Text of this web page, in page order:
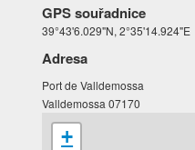
GPS souřadnice
39°43'6.029"N, 2°35'14.924"E
Adresa
Port de Valldemossa
Valldemossa 07170
+